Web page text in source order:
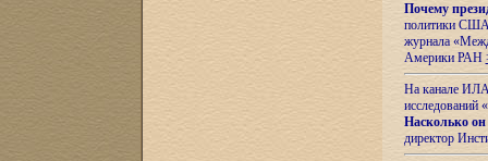
Почему
политики США
журнала
Америки РАН
На канале ИЛА
исследований «
Насколько он
директор